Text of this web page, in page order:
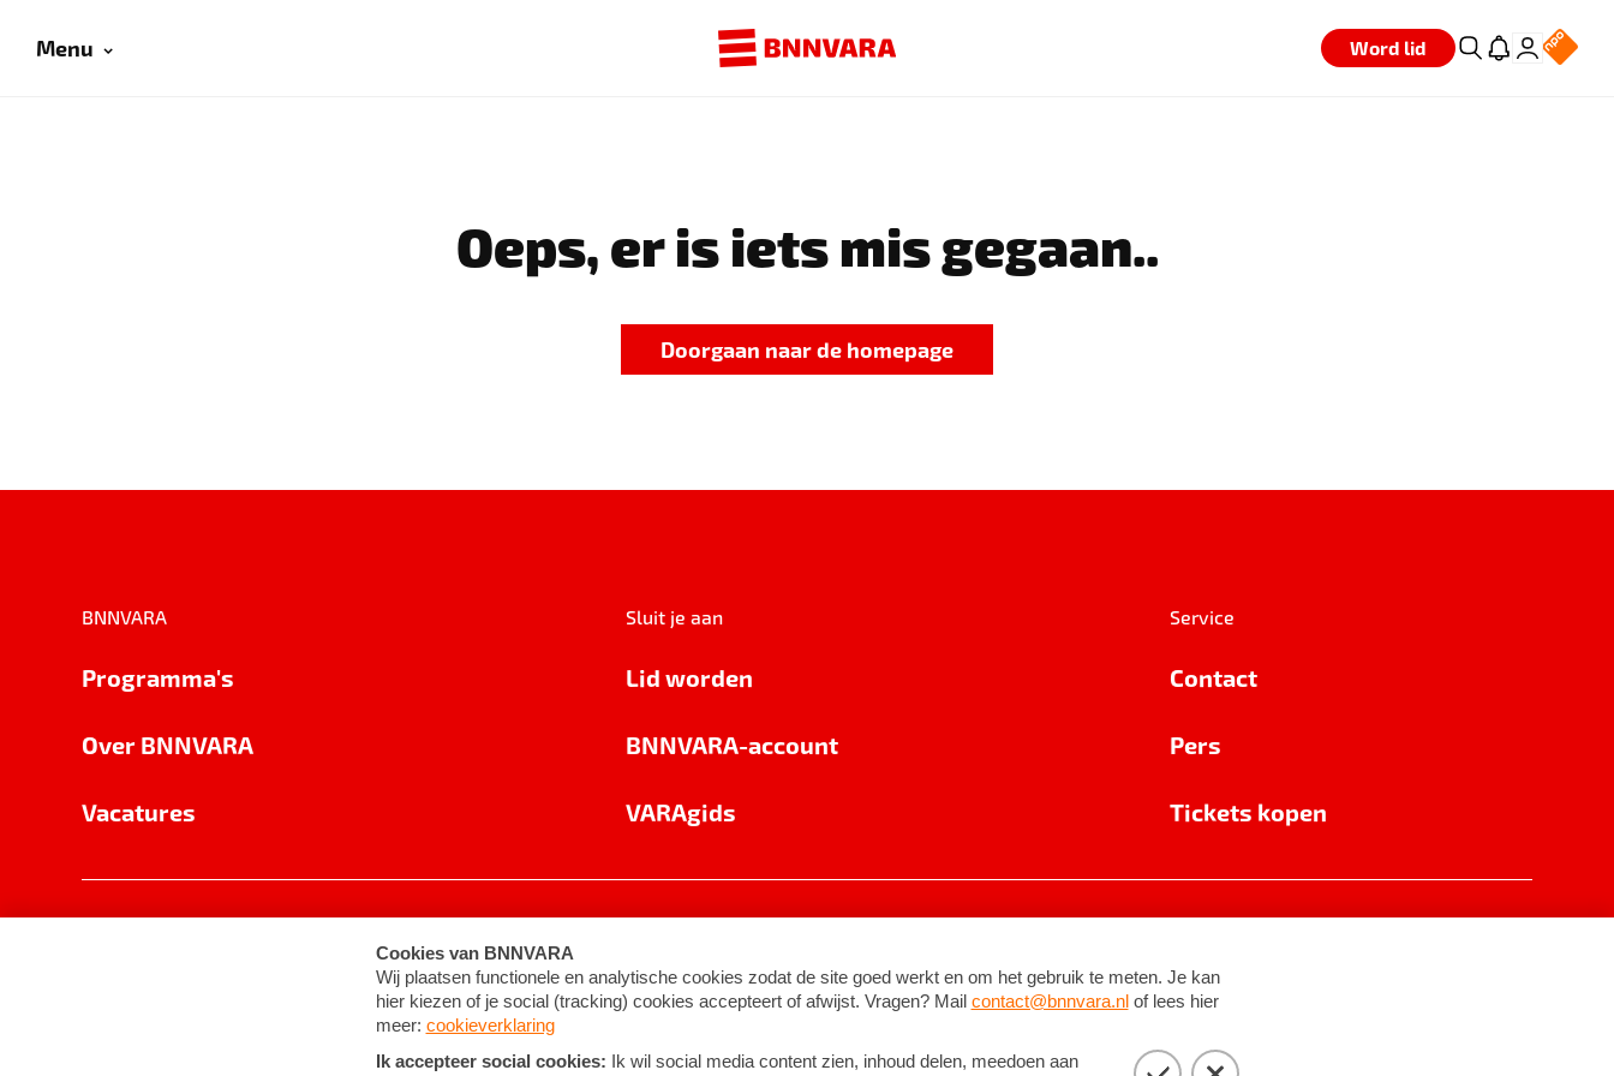
Menu Word lid
Oeps, er is iets mis gegaan..
Doorgaan naar de homepage
BNNVARA
Programma's
Over BNNVARA
Vacatures
Sluit je aan
Lid worden
BNNVARA-account
VARAgids
Service
Contact
Pers
Tickets kopen
Cookie-instellingen Algemene voorwaarden ©2026BNNVARA